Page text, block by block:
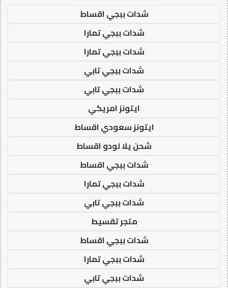
شدات ببجي اقساط
شدات ببجي تمارا
شدات ببجي تمارا
شدات ببجي تابي
شدات ببجي تابي
ايتونز امريكي
ايتونز سعودي اقساط
شحن يلا لودو اقساط
شدات ببجي اقساط
شدات ببجي تمارا
شدات ببجي تابي
متجر تقسيط
شدات ببجي اقساط
شدات ببجي تمارا
شدات ببجي تابي